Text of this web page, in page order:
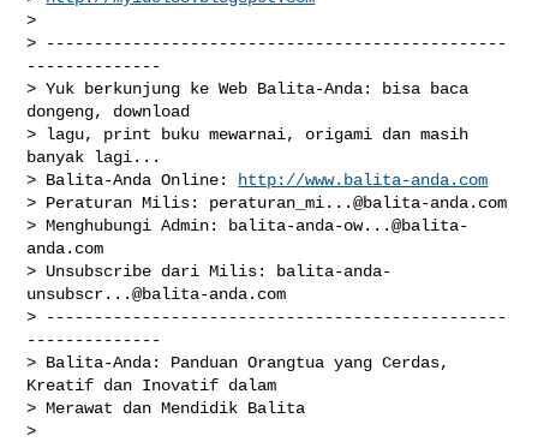
>
> ------------------------------------------------
--------------
> Yuk berkunjung ke Web Balita-Anda: bisa baca
dongeng, download
> lagu, print buku mewarnai, origami dan masih
banyak lagi...
> Balita-Anda Online:
http://www.balita-anda.com
> Peraturan Milis: peraturan_mi...@balita-anda.com
> Menghubungi Admin:
balita-anda-ow...@balita-
anda.com
> Unsubscribe dari Milis:
balita-anda-
unsubscr...@balita-anda.com
> ------------------------------------------------
--------------
> Balita-Anda: Panduan Orangtua yang Cerdas,
Kreatif dan Inovatif dalam
> Merawat dan Mendidik Balita
>